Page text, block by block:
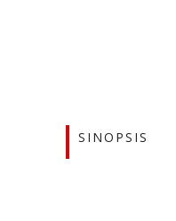
SINOPSIS